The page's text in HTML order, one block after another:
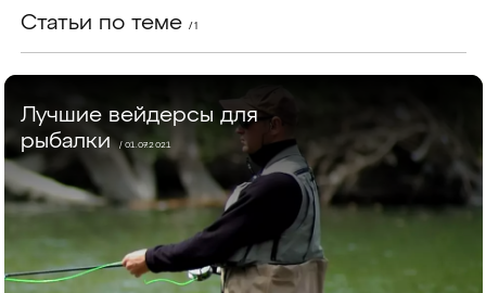
Статьи по теме / 1
Лучшие вейдерсы для
рыбалки / 01.07.2021